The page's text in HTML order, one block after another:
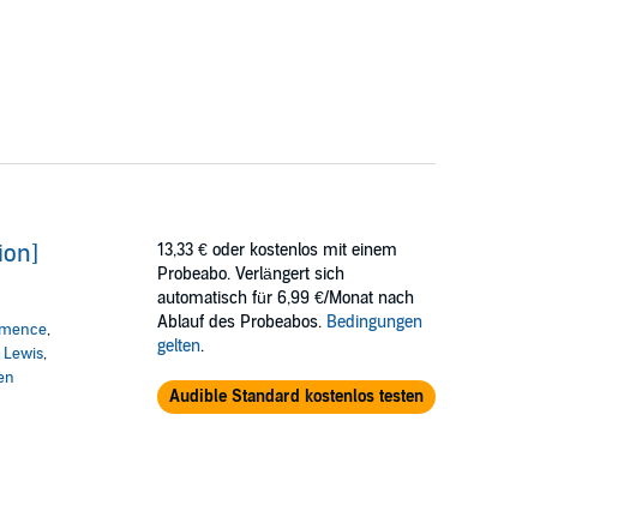
,
Lewis,
13,33 € oder kostenlos mit einem
Probeabo. Verlängert sich
automatisch für 6,99 €/Monat nach
Ablauf des Probeabos. Bedingungen
gelten.
Audible Standard kostenlos testen